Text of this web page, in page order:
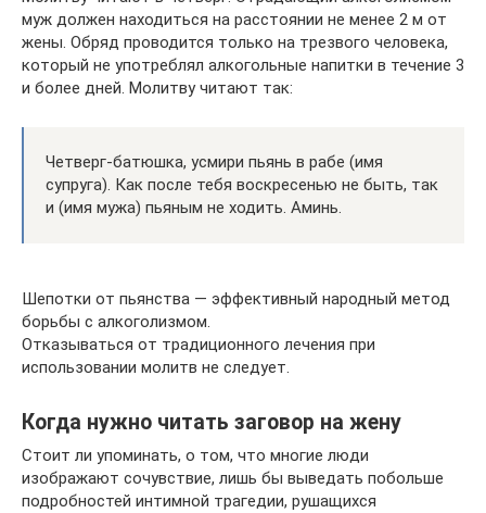
муж должен находиться на расстоянии не менее 2 м от
жены. Обряд проводится только на трезвого человека,
который не употреблял алкогольные напитки в течение 3
и более дней. Молитву читают так:
Четверг-батюшка, усмири пьянь в рабе (имя
супруга). Как после тебя воскресенью не быть, так
и (имя мужа) пьяным не ходить. Аминь.
Шепотки от пьянства — эффективный народный метод
борьбы с алкоголизмом.
Отказываться от традиционного лечения при
использовании молитв не следует.
Когда нужно читать заговор на жену
Стоит ли упоминать, о том, что многие люди
изображают сочувствие, лишь бы выведать побольше
подробностей интимной трагедии, рушащихся